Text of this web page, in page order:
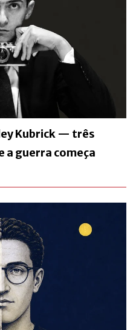
Kubrick — três
a guerra começa